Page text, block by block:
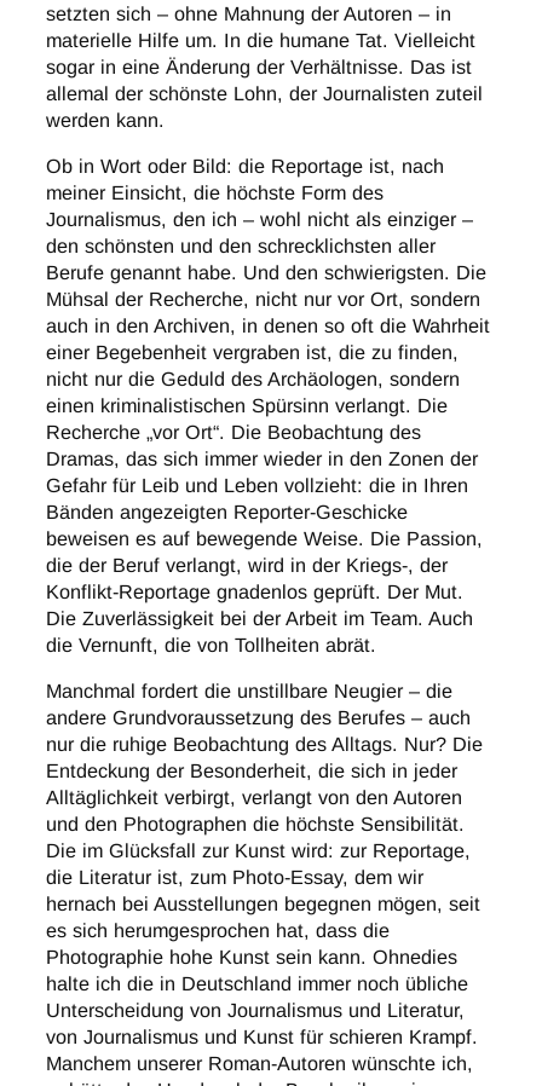
setzten sich – ohne Mahnung der Autoren – in
materielle Hilfe um. In die humane Tat. Vielleicht
sogar in eine Änderung der Verhältnisse. Das ist
allemal der schönste Lohn, der Journalisten zuteil
werden kann.
Ob in Wort oder Bild: die Reportage ist, nach
meiner Einsicht, die höchste Form des
Journalismus, den ich – wohl nicht als einziger –
den schönsten und den schrecklichsten aller
Berufe genannt habe. Und den schwierigsten. Die
Mühsal der Recherche, nicht nur vor Ort, sondern
auch in den Archiven, in denen so oft die Wahrheit
einer Begebenheit vergraben ist, die zu finden,
nicht nur die Geduld des Archäologen, sondern
einen kriminalistischen Spürsinn verlangt. Die
Recherche „vor Ort“. Die Beobachtung des
Dramas, das sich immer wieder in den Zonen der
Gefahr für Leib und Leben vollzieht: die in Ihren
Bänden angezeigten Reporter-Geschicke
beweisen es auf bewegende Weise. Die Passion,
die der Beruf verlangt, wird in der Kriegs-, der
Konflikt-Reportage gnadenlos geprüft. Der Mut.
Die Zuverlässigkeit bei der Arbeit im Team. Auch
die Vernunft, die von Tollheiten abrät.
Manchmal fordert die unstillbare Neugier – die
andere Grundvoraussetzung des Berufes – auch
nur die ruhige Beobachtung des Alltags. Nur? Die
Entdeckung der Besonderheit, die sich in jeder
Alltäglichkeit verbirgt, verlangt von den Autoren
und den Photographen die höchste Sensibilität.
Die im Glücksfall zur Kunst wird: zur Reportage,
die Literatur ist, zum Photo-Essay, dem wir
hernach bei Ausstellungen begegnen mögen, seit
es sich herumgesprochen hat, dass die
Photographie hohe Kunst sein kann. Ohnedies
halte ich die in Deutschland immer noch übliche
Unterscheidung von Journalismus und Literatur,
von Journalismus und Kunst für schieren Krampf.
Manchem unserer Roman-Autoren wünschte ich,